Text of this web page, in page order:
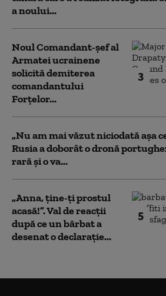
a noului...
3
Noul Comandant-șef al
Armatei ucrainene
solicită demiterea
comandantului
Forțelor...
„Nu am mai văzut niciodată așa
Rusia a doborât o dronă
rară și o va...
5
„Anna, ţine-ţi prostul
acasă!”. Val de reacții
după ce un bărbat a
desenat o declarație...